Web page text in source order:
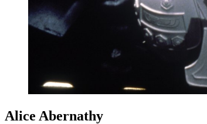
Alice Abernathy